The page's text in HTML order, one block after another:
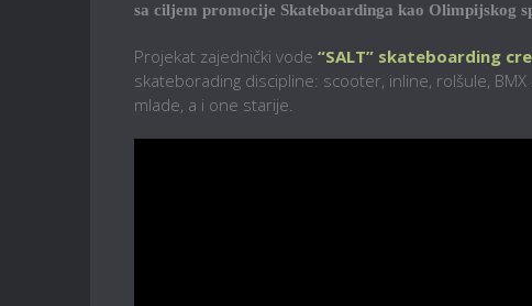
sa ciljem promocije Skateboardinga kao Olimpijskog
Projekat zajednički vode “SALT” skateboarding
skateborading discipline: scooter, inline, rolšule,
mlade, a i one starije.